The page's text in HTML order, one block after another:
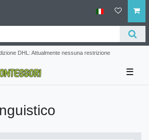
DHL: Attualmente nessuna restrizione
☰